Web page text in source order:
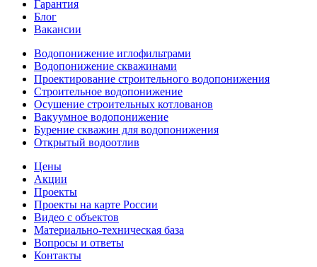
Гарантия
Блог
Вакансии
Водопонижение иглофильтрами
Водопонижение скважинами
Проектирование строительного водопонижения
Строительное водопонижение
Осушение строительных котлованов
Вакуумное водопонижение
Бурение скважин для водопонижения
Открытый водоотлив
Цены
Акции
Проекты
Проекты на карте России
Видео с объектов
Материально-техническая база
Вопросы и ответы
Контакты